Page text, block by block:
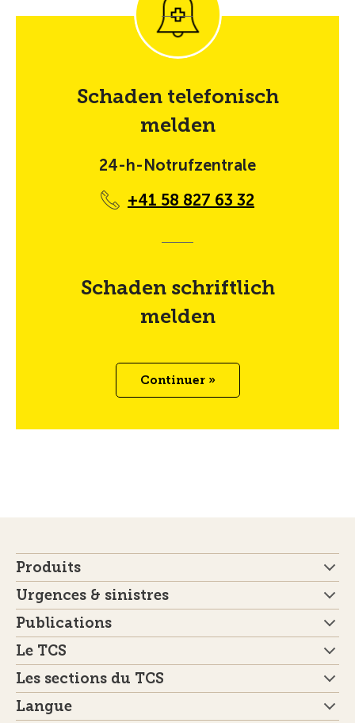
Schaden telefonisch
melden
24-h-Notrufzentrale
+41 58 827 63 32
Schaden schriftlich
melden
Continuer »
Produits
Urgences & sinistres
Publications
Le TCS
Les sections du TCS
Langue